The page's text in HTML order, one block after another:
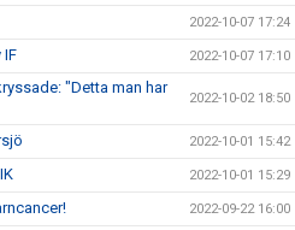
2022-10-07 17:24
IF 2022-10-07 17:10
"Detta man har
2022-10-02 18:50
2022-10-01 15:42
2022-10-01 15:29
2022-09-22 16:00